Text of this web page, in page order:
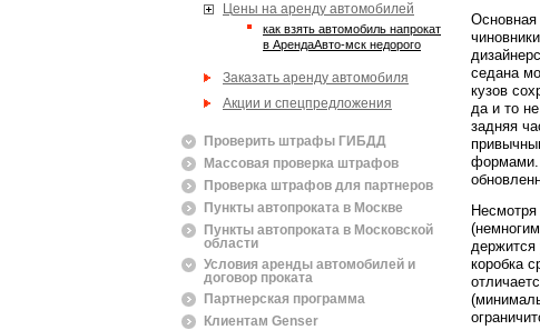
Цены на аренду автомобилей
Как взять автомобиль напрокат
в АрендаАвто-мск недорого
Заказать аренду автомобиля
Акции и спецпредложения
Проверить штрафы ГИБДД
Массовая проверка штрафов
Проверка штрафов для партнеров
Пункты автопроката в Москве
Пункты автопроката в Московской
области
Условия аренды автомобилей и
договор проката
Партнерская программа
Клиентам Genser
Основная
седана
кузов
да и то
задняя
формами.
держится
коробка